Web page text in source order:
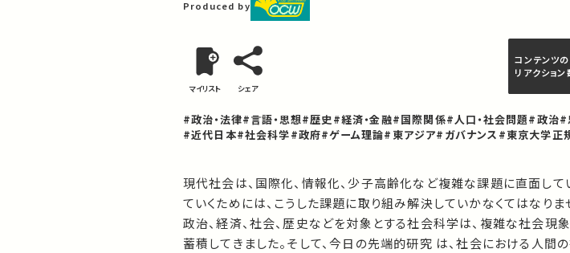
Produced by
マイリスト シェア
コンテンツの
リアクション
#政治・法律#言語・思想#歴史#経済・金融#国際関係#人口・社会問題#政治#
#近代日本#社会科学#政府#ゲーム理論#東アジア#ガバナンス #東京大学正
現代社会は、国際化、情報化、少子高齢化など複雑な課題に直面し
ていくためには、こうした課題に取り組み解決していかなくてはなりま
政治、経済、社会、歴史などを対象とする社会科学は、複雑な社会現
蓄積してきました。そして、今日の先端的研究 は、社会における人間